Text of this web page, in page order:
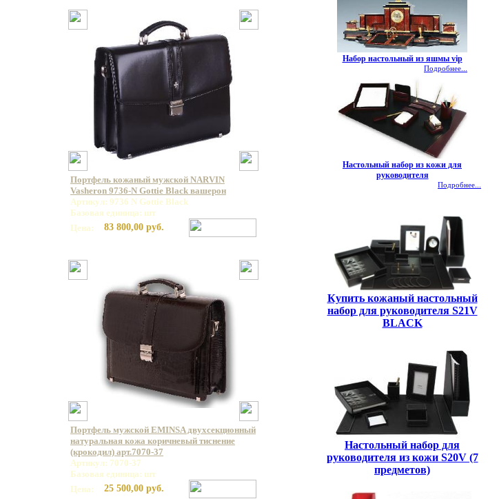
Портфель кожаный мужской NARVIN
Vasheron 9736-N Gottie Black вашерон
Артикул: 9736 N Gottie Black
Базовая единица: шт
Цена:
83 800,00 руб.
Портфель мужской EMINSA двухсекционный
натуральная кожа коричневый тиснение
(крокодил) арт.7070-37
Артикул: 7070-37
Базовая единица: шт
Цена:
25 500,00 руб.
Набор настольный из яшмы vip
Подробнее...
Настольный набор из кожи для
руководителя
Подробнее...
Купить кожаный настольный
набор для руководителя S21V
BLACK
Настольный набор для
руководителя из кожи S20V (7
предметов)